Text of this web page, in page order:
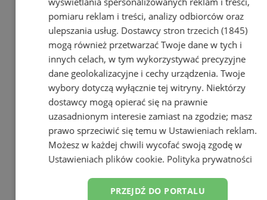
pomiaru reklam i treści, analizy odbiorców oraz
ulepszania usług. Dostawcy stron trzecich (1845)
mogą również przetwarzać Twoje dane w tych i
innych celach, w tym wykorzystywać precyzyjne
dane geolokalizacyjne i cechy urządzenia. Twoje
wybory dotyczą wyłącznie tej witryny. Niektórzy
dostawcy mogą opierać się na prawnie
uzasadnionym interesie zamiast na zgodzie; masz
prawo sprzeciwić się temu w Ustawieniach reklam.
Możesz w każdej chwili wycofać swoją zgodę w
Ustawieniach plików cookie. Polityka prywatności
PRZEJDŹ DO PORTALU